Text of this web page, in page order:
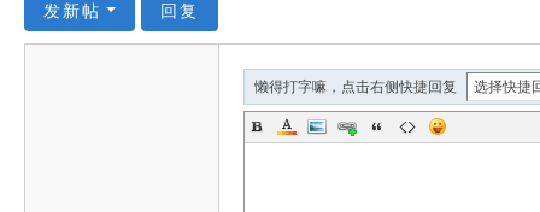
发新帖 回复
懒得打字嘛，点击右侧快捷回复